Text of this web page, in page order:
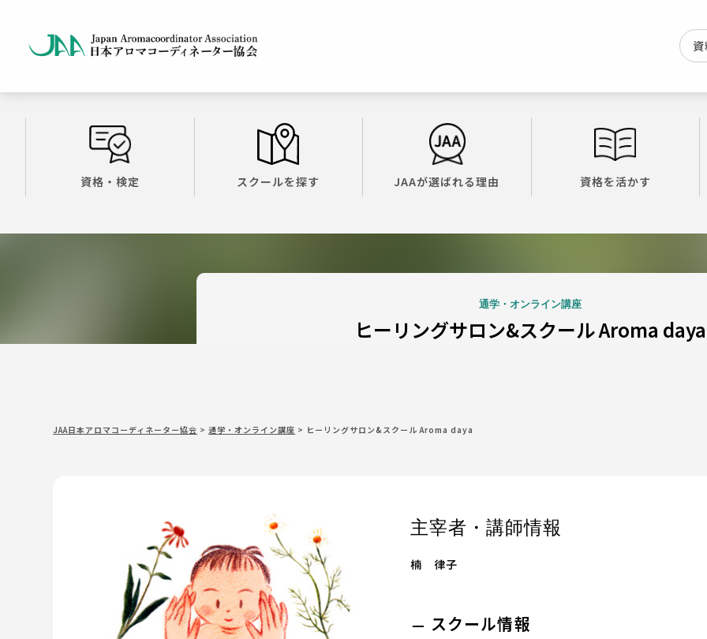
資格・検定 スクールを探す JAAが選ばれる理由 資格を活かす
通学・オンライン講座
ヒーリングサロン&スクール Aroma daya
JAA日本アロマコーディネーター協会 >通学・オンライン講座 > ヒーリングサロン&スクール Aroma daya
主宰者・講師情報
楠 律子
スクール情報